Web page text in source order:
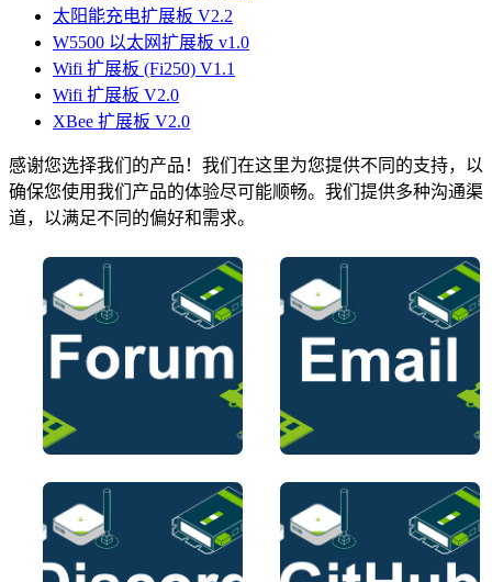
太阳能充电扩展板 V2.2
W5500 以太网扩展板 v1.0
Wifi 扩展板 (Fi250) V1.1
Wifi 扩展板 V2.0
XBee 扩展板 V2.0
感谢您选择我们的产品！我们在这里为您提供不同的支持，以
确保您使用我们产品的体验尽可能顺畅。我们提供多种沟通渠
道，以满足不同的偏好和需求。